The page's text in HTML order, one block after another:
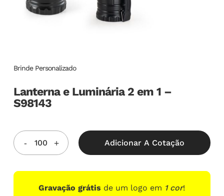
Brinde Personalizado
Lanterna e Luminária 2 em 1 –
S98143
Adicionar A Cotação
Gravação grátis de um logo em 1 cor!